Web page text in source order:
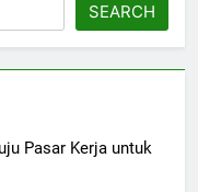
SEARCH
Pasar Kerja untuk